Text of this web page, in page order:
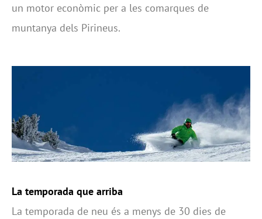
un motor econòmic per a les comarques de
muntanya dels Pirineus.
La temporada que arriba
La temporada de neu és a menys de 30 dies de